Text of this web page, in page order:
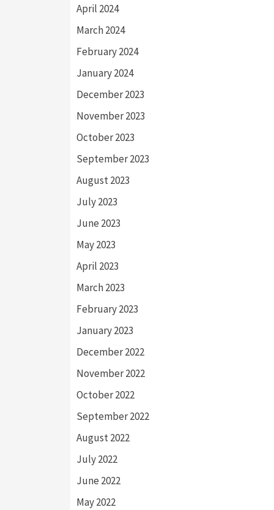
April 2024
March 2024
February 2024
January 2024
December 2023
November 2023
October 2023
September 2023
August 2023
July 2023
June 2023
May 2023
April 2023
March 2023
February 2023
January 2023
December 2022
November 2022
October 2022
September 2022
August 2022
July 2022
June 2022
May 2022